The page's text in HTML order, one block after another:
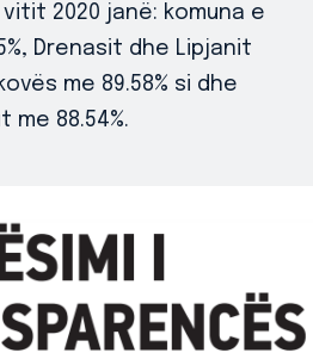
2020 janë: komuna e
Drenasit dhe Lipjanit
me 89.58% si dhe
88.54%.